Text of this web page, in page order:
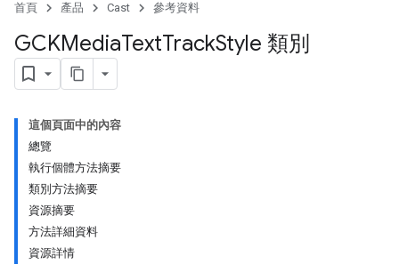
首頁 產品 Cast 參考資料
GCKMediaTextTrackStyle 類別
這個頁面中的內容
總覽
執行個體方法摘要
類別方法摘要
資源摘要
方法詳細資料
資源詳情